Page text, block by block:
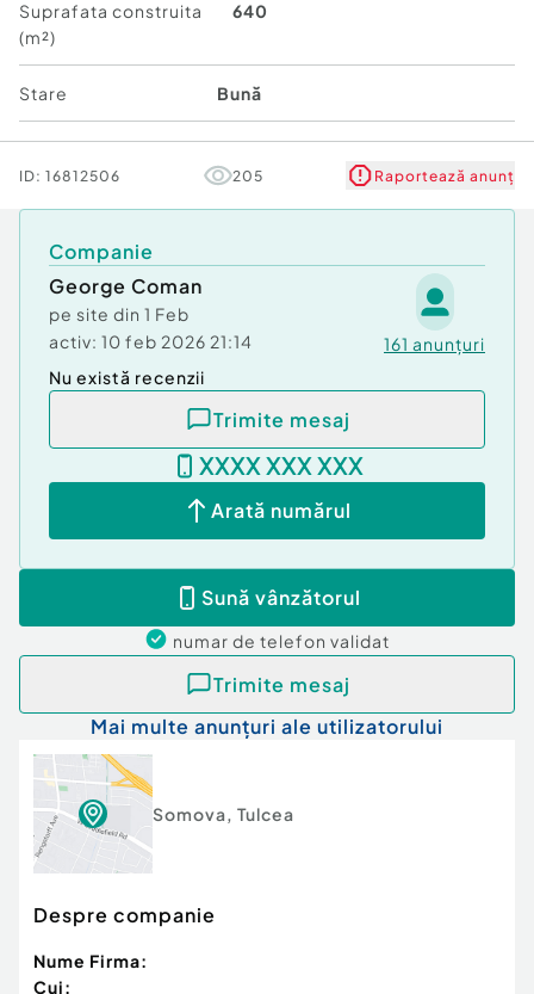
Pentru mai multe oferte vizitați site-ul
https://www.facebook.com/agentia.dobrogea.9.
Număr Băi:
Comision cumpărător:2%
Curent
Apă
Canalizare
Climă
Suprafata construita
(m²)
640
Stare Bună
ID: 16812506 205 Raportează anunț
Companie
George Coman
pe site din 1 Feb
activ: 10 feb 2026 21:14 161 anunțuri
Nu există recenzii
Trimite mesaj
XXXX XXX XXX
Arată numărul
Sună vânzătorul
numar de telefon validat
Trimite mesaj
Mai multe anunțuri ale utilizatorului
Somova, Tulcea
Despre companie
Nume Firma:
Cui: